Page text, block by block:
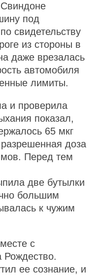
под
свидетельству
из стороны в
даже врезалась
автомобиля
лимиты.
и проверила
показал,
65 мкг
доза
Перед тем
две бутылки
большим
к чужим
с
Рождество.
ее сознание, и